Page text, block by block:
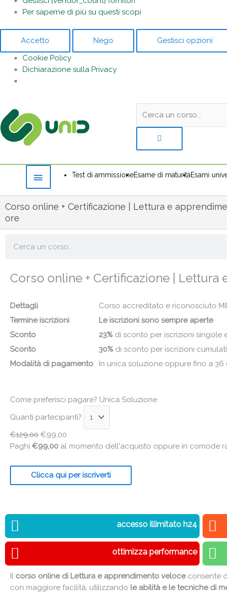
Per saperne di più su questi scopi
Accetto Nego Gestisci opzioni
Cookie Policy
Dichiarazione sulla Privacy
l'header
Test di ammissioneEsame di maturitàEsami
Corso online + Certificazione | Lettura e
ore
Corso online + Certificazione |
Dettagli
Corso accreditato e riconosciuto
Termine iscrizioni
Le iscrizioni sono sempre aperte
Sconto
23% di sconto per iscrizioni singole
Sconto
30% di sconto per iscrizioni
Modalità di pagamento
In unica soluzione oppure fino a
Come preferisci pagare? Unica Soluzione
Quanti partecipanti?
€129,00 €99,00
Paghi €99,00 al momento dell'acquisto oppure in comode
Clicca qui per iscriverti
accesso illimitato h24
ottimizza performance
Il corso online di Lettura e apprendimento veloce consente
con maggiore facilità, utilizzando le abilità e le tecniche di